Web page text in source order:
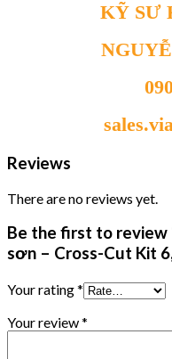
KỸ SƯ
Reviews
There are no reviews yet.
Be the first to review
sơn – Cross-Cut Kit
Your rating*
Your review*